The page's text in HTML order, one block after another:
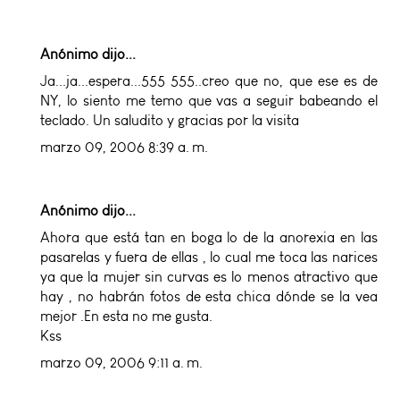
Anónimo dijo...
Ja...ja...espera...555 555..creo que no, que ese es de
NY, lo siento me temo que vas a seguir babeando el
teclado. Un saludito y gracias por la visita
marzo 09, 2006 8:39 a. m.
Anónimo dijo...
Ahora que está tan en boga lo de la anorexia en las
pasarelas y fuera de ellas , lo cual me toca las narices
ya que la mujer sin curvas es lo menos atractivo que
hay , no habrán fotos de esta chica dónde se la vea
mejor .En esta no me gusta.
Kss
marzo 09, 2006 9:11 a. m.